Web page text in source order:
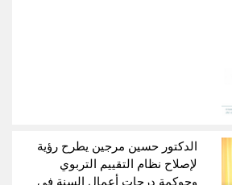
الدكتور حسين مرجين يطرح رؤية
لإصلاح نظام التقييم التربوي
وحوكمة درجات أعمال السنة في